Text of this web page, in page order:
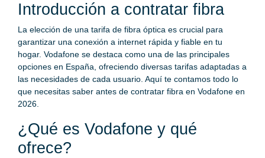
Introducción a contratar fibra
La elección de una tarifa de fibra óptica es crucial para
garantizar una conexión a internet rápida y fiable en tu
hogar. Vodafone se destaca como una de las principales
opciones en España, ofreciendo diversas tarifas adaptadas a
las necesidades de cada usuario. Aquí te contamos todo lo
que necesitas saber antes de contratar fibra en Vodafone en
2026.
¿Qué es Vodafone y qué
ofrece?